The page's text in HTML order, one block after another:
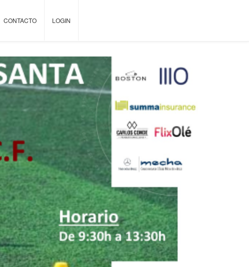
CONTACTO LOGIN